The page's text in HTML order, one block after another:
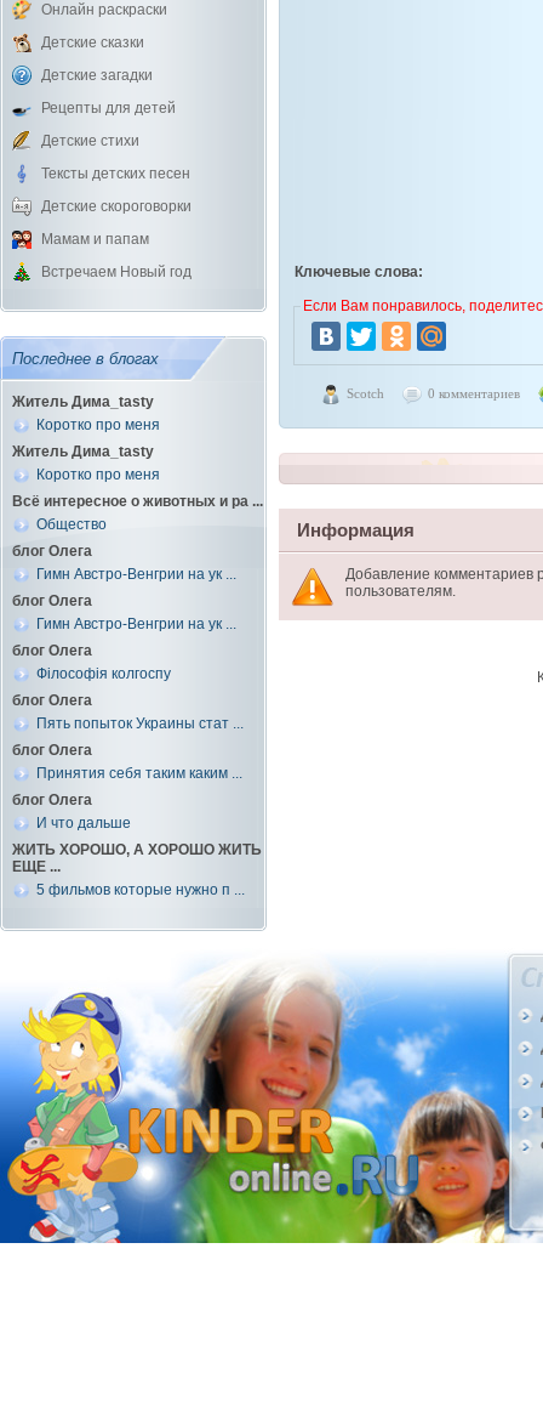
Онлайн раскраски
Детские сказки
Детские загадки
Рецепты для детей
Детские стихи
Тексты детских песен
Детские скороговорки
Мамам и папам
Встречаем Новый год
Последнее в блогах
Житель Дима_tasty
Коротко про меня
Житель Дима_tasty
Коротко про меня
Всё интересное о животных и ра ...
Общество
блог Олега
Гимн Австро-Венгрии на ук ...
блог Олега
Гимн Австро-Венгрии на ук ...
блог Олега
Філософія колгоспу
блог Олега
Пять попыток Украины стат ...
блог Олега
Принятия себя таким каким ...
блог Олега
И что дальше
ЖИТЬ ХОРОШО, А ХОРОШО ЖИТЬ
ЕЩЕ ...
5 фильмов которые нужно п ...
Ключевые слова:
Если Вам понравилось,
Scotch 0 комментариев
Информация
Добавление комментариев
пользователям.